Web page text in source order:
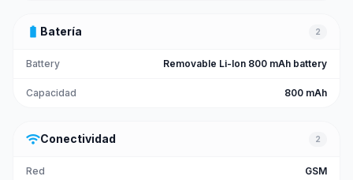
battery_full Batería 2
Battery Removable Li-Ion 800 mAh battery
Capacidad 800 mAh
wifiConectividad 2
Red GSM